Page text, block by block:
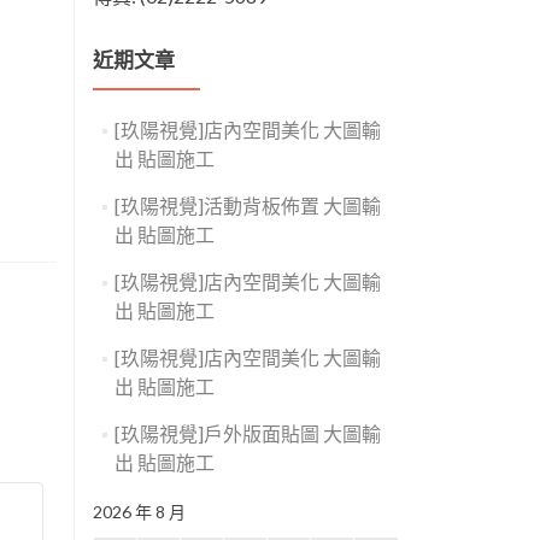
近期文章
[玖陽視覺]店內空間美化 大圖輸
出 貼圖施工
[玖陽視覺]活動背板佈置 大圖輸
出 貼圖施工
[玖陽視覺]店內空間美化 大圖輸
出 貼圖施工
[玖陽視覺]店內空間美化 大圖輸
出 貼圖施工
[玖陽視覺]戶外版面貼圖 大圖輸
出 貼圖施工
2026 年 8 月